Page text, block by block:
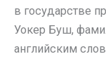
в государстве
Уокер Буш,
английским